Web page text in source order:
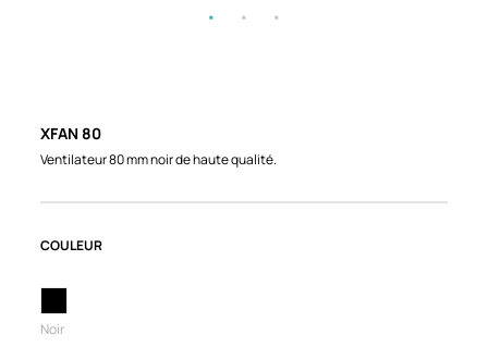
XFAN 80
Ventilateur 80 mm noir de haute qualité.
COULEUR
Noir